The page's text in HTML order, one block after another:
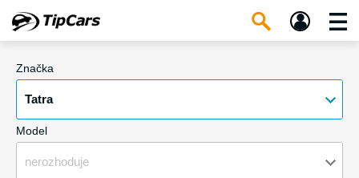
Značka
Tatra
Model
nerozhoduje